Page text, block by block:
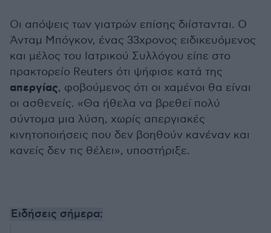
Οι απόψεις των γιατρών επίσης διίστανται. Ο
Άνταμ Μπόγκον, ένας 33χρονος ειδικευόμενος
και μέλος του Ιατρικού Συλλόγου είπε στο
πρακτορείο Reuters ότι ψήφισε κατά της
απεργίας, φοβούμενος ότι οι χαμένοι θα είναι
οι ασθενείς. «Θα ήθελα να βρεθεί πολύ
σύντομα μια λύση, χωρίς απεργιακές
κινητοποιήσεις που δεν βοηθούν κανέναν και
κανείς δεν τις θέλει», υποστήριξε.
Ειδήσεις σήμερα: